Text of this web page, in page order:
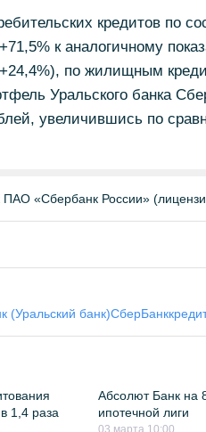
кредитов по
к аналогичному
по жилищным
Уральского банка
увеличившись по
ПАО «Сбербанк России»
(Уральский банк)СберБанк
1,4 раза
Абсолют Банк на
ипотечной лиги
03 марта 10:00